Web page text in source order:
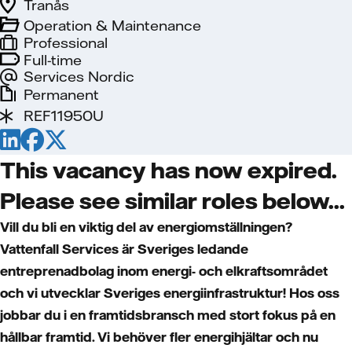
Full-time
Services Nordic
Tranås
Professional
Operation & Maintenance
Permanent
REF11950U
This vacancy has now expired.
Please see similar roles below...
Vill du bli en viktig del av energiomställningen?
Vattenfall Services är Sveriges ledande
entreprenadbolag inom energi- och elkraftsområdet
och vi utvecklar Sveriges energiinfrastruktur! Hos oss
jobbar du i en framtidsbransch med stort fokus på en
hållbar framtid. Vi behöver fler energihjältar och nu